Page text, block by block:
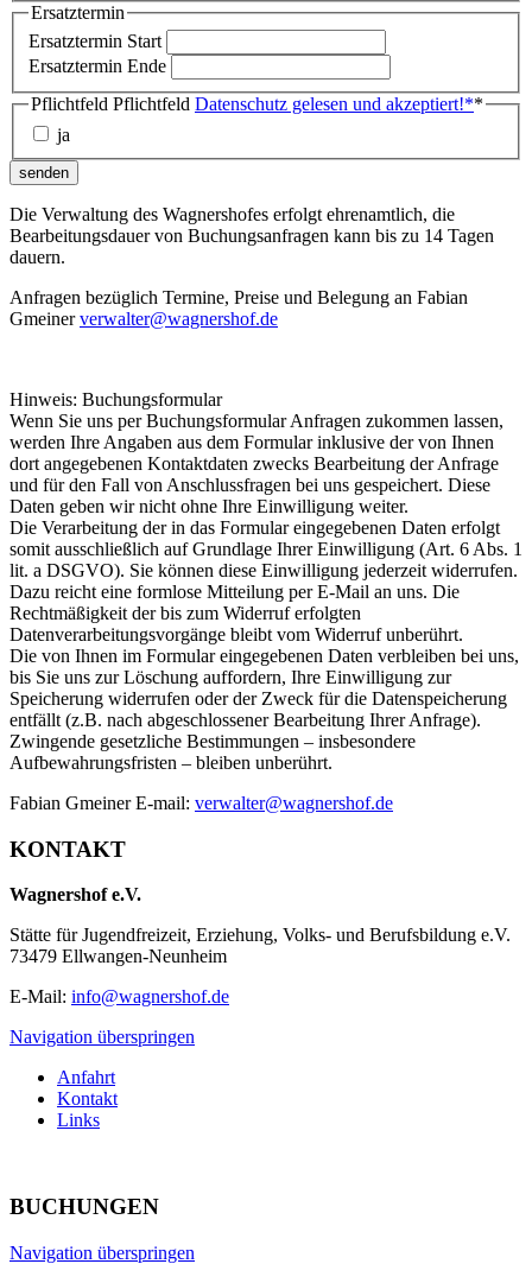
Ersatztermin
Ersatztermin Start
Ersatztermin Ende
Pflichtfeld Pflichtfeld Datenschutz gelesen und akzeptiert!**
ja
senden
Die Verwaltung des Wagnershofes erfolgt ehrenamtlich, die
Bearbeitungsdauer von Buchungsanfragen kann bis zu 14 Tagen
dauern.
Anfragen bezüglich Termine, Preise und Belegung an Fabian
Gmeinerverwalter@wagnershof.de
Hinweis: Buchungsformular
Wenn Sie uns per Buchungsformular Anfragen zukommen lassen,
werden Ihre Angaben aus dem Formular inklusive der von Ihnen
dort angegebenen Kontaktdaten zwecks Bearbeitung der Anfrage
und für den Fall von Anschlussfragen bei uns gespeichert. Diese
Daten geben wir nicht ohne Ihre Einwilligung weiter.
Die Verarbeitung der in das Formular eingegebenen Daten erfolgt
somit ausschließlich auf Grundlage Ihrer Einwilligung (Art. 6 Abs. 1
lit. a DSGVO). Sie können diese Einwilligung jederzeit widerrufen.
Dazu reicht eine formlose Mitteilung per E-Mail an uns. Die
Rechtmäßigkeit der bis zum Widerruf erfolgten
Datenverarbeitungsvorgänge bleibt vom Widerruf unberührt.
Die von Ihnen im Formular eingegebenen Daten verbleiben bei uns,
bis Sie uns zur Löschung auffordern, Ihre Einwilligung zur
Speicherung widerrufen oder der Zweck für die Datenspeicherung
entfällt (z.B. nach abgeschlossener Bearbeitung Ihrer Anfrage).
Zwingende gesetzliche Bestimmungen – insbesondere
Aufbewahrungsfristen – bleiben unberührt.
Fabian Gmeiner E-mail: verwalter@wagnershof.de
KONTAKT
Wagnershof e.V.
Stätte für Jugendfreizeit, Erziehung, Volks- und Berufsbildung e.V.
73479 Ellwangen-Neunheim
E-Mail: info@wagnershof.de
Navigation überspringen
Anfahrt
Kontakt
Links
BUCHUNGEN
Navigation überspringen